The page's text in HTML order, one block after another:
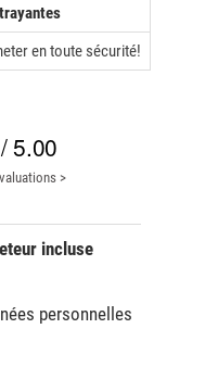
en toute sécurité!
/ 5.00
>
incluse
personnelles